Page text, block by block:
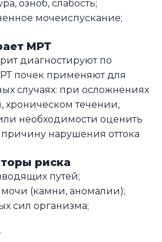
озноб, слабость;
мочеиспускание;
МРТ
диагностируют по
почек применяют для
случаях: при осложнениях
хроническом течении,
необходимости оценить
причину нарушения оттока
риска
путей;
(камни, аномалии);
сил организма;